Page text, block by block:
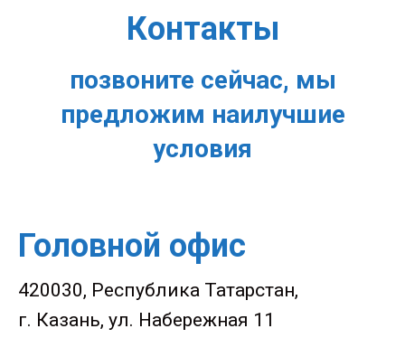
Контакты
позвоните сейчас, мы
предложим наилучшие
условия
Головной офис
420030, Республика Татарстан,
г. Казань, ул. Набережная 11